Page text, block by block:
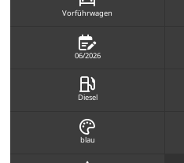
Vorführwagen
06/2026
Diesel
blau